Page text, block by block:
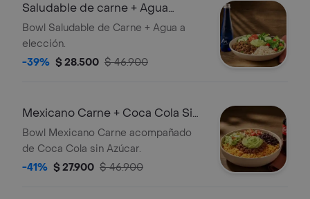
Saludable de carne + Agua
Manantial
Bowl Saludable de Carne + Agua a
elección.
-39% $ 28.500 $ 46.900
Mexicano Carne + Coca Cola Sin
Azúcar
Bowl Mexicano Carne acompañado
de Coca Cola sin Azúcar.
-41% $ 27.900 $ 46.900